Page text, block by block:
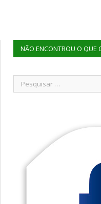
NÃO ENCONTROU O QUE